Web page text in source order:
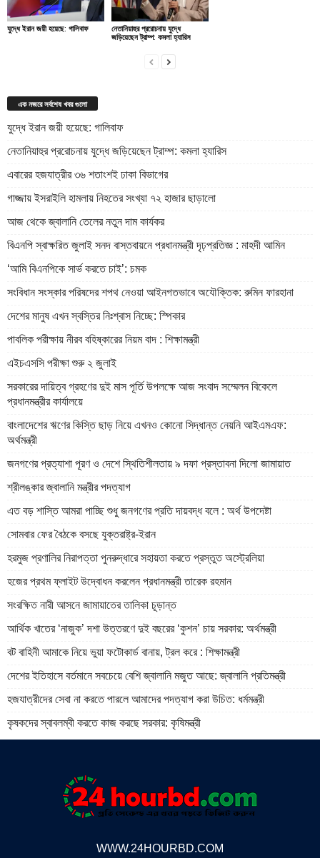
যুদ্ধে ইরান জয়ী হয়েছে: গালিবাফ
নেতানিয়াহুর প্ররোচনায় যুদ্ধে
জড়িয়েছেন ট্রাম্প: কমলা হ্যারিস
এক নজরে সর্বশেষ খবর গুলো
যুদ্ধে ইরান জয়ী হয়েছে: গালিবাফ
নেতানিয়াহুর প্ররোচনায় যুদ্ধে জড়িয়েছেন ট্রাম্প: কমলা হ্যারিস
এবারের হজযাত্রীর ৩৬ শতাংশই ঢাকা বিভাগের
গাজ্জায় ইসরাইলি হামলায় নিহতের সংখ্যা ৭২ হাজার ছাড়ালো
আজ থেকে জ্বালানি তেলের নতুন দাম কার্যকর
বিএনপি স্বাক্ষরিত জুলাই সনদ বাস্তবায়নে প্রধানমন্ত্রী দৃঢ়প্রতিজ্ঞ : মাহদী আমিন
‘আমি বিএনপিকে সার্ভ করতে চাই’: চমক
সংবিধান সংস্কার পরিষদের শপথ নেওয়া আইনগতভাবে অযৌক্তিক: রুমিন ফারহানা
দেশের মানুষ এখন স্বস্তির নিঃশ্বাস নিচ্ছে: স্পিকার
পাবলিক পরীক্ষায় নীরব বহিষ্কারের নিয়ম বাদ : শিক্ষামন্ত্রী
এইচএসসি পরীক্ষা শুরু ২ জুলাই
সরকারের দায়িত্ব গ্রহণের দুই মাস পূর্তি উপলক্ষে আজ সংবাদ সম্মেলন বিকেলে
প্রধানমন্ত্রীর কার্যালয়ে
বাংলাদেশের ঋণের কিস্তি ছাড় নিয়ে এখনও কোনো সিদ্ধান্ত নেয়নি আইএমএফ:
অর্থমন্ত্রী
জনগণের প্রত্যাশা পূরণ ও দেশে স্থিতিশীলতায় ৯ দফা প্রস্তাবনা দিলো জামায়াত
শ্রীলঙ্কার জ্বালানি মন্ত্রীর পদত্যাগ
এত বড় শাস্তি আমরা পাচ্ছি শুধু জনগণের প্রতি দায়বদ্ধ বলে : অর্থ উপদেষ্টা
সোমবার ফের বৈঠকে বসছে যুক্তরাষ্ট্র-ইরান
হরমুজ প্রণালির নিরাপত্তা পুনরুদ্ধারে সহায়তা করতে প্রস্তুত অস্ট্রেলিয়া
হজের প্রথম ফ্লাইট উদ্বোধন করলেন প্রধানমন্ত্রী তারেক রহমান
সংরক্ষিত নারী আসনে জামায়াতের তালিকা চূড়ান্ত
আর্থিক খাতের ‘নাজুক’ দশা উত্তরণে দুই বছরের ‘কুশন’ চায় সরকার: অর্থমন্ত্রী
বট বাহিনী আমাকে নিয়ে ভুয়া ফটোকার্ড বানায়, ট্রল করে : শিক্ষামন্ত্রী
দেশের ইতিহাসে বর্তমানে সবচেয়ে বেশি জ্বালানি মজুত আছে: জ্বালানি প্রতিমন্ত্রী
হজযাত্রীদের সেবা না করতে পারলে আমাদের পদত্যাগ করা উচিত: ধর্মমন্ত্রী
কৃষকদের স্বাবলম্বী করতে কাজ করছে সরকার: কৃষিমন্ত্রী
WWW.24HOURBD.COM